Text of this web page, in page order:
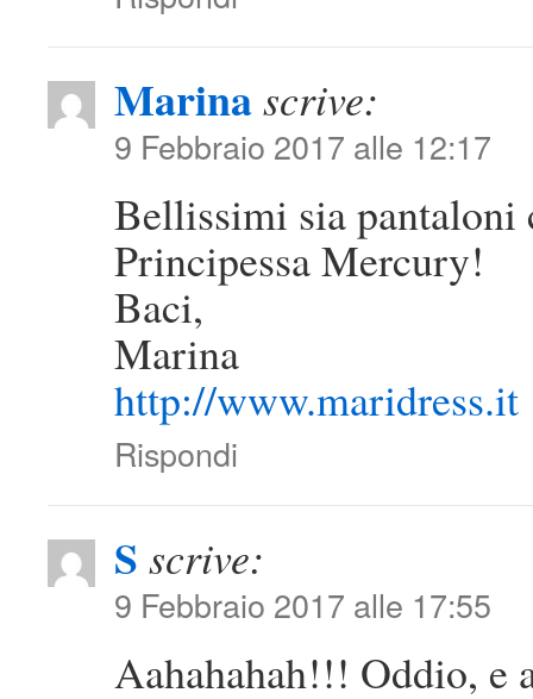
Marinascrive:
9 Febbraio 2017 alle 12:17
Bellissimi sia pantaloni
Principessa Mercury!
Baci,
Marina
http://www.maridress.it
Rispondi
S scrive:
9 Febbraio 2017 alle 17:55
Aahahahah!!! Oddio, e